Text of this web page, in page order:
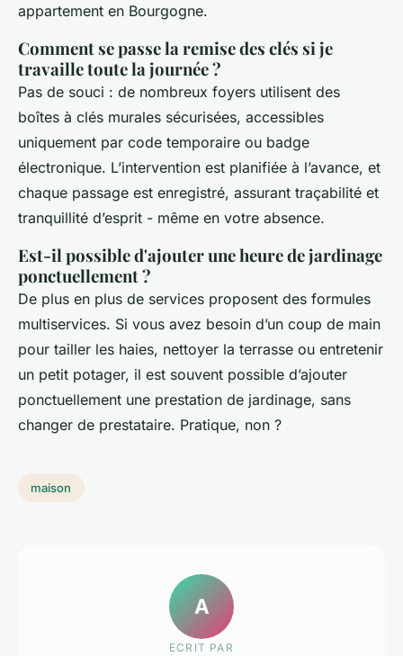
appartement en Bourgogne.
Comment se passe la remise des clés si je
travaille toute la journée ?
Pas de souci : de nombreux foyers utilisent des
boîtes à clés murales sécurisées, accessibles
uniquement par code temporaire ou badge
électronique. L’intervention est planifiée à l’avance, et
chaque passage est enregistré, assurant traçabilité et
tranquillité d’esprit - même en votre absence.
Est-il possible d'ajouter une heure de jardinage
ponctuellement ?
De plus en plus de services proposent des formules
multiservices. Si vous avez besoin d’un coup de main
pour tailler les haies, nettoyer la terrasse ou entretenir
un petit potager, il est souvent possible d’ajouter
ponctuellement une prestation de jardinage, sans
changer de prestataire. Pratique, non ?
maison
A
ECRIT PAR